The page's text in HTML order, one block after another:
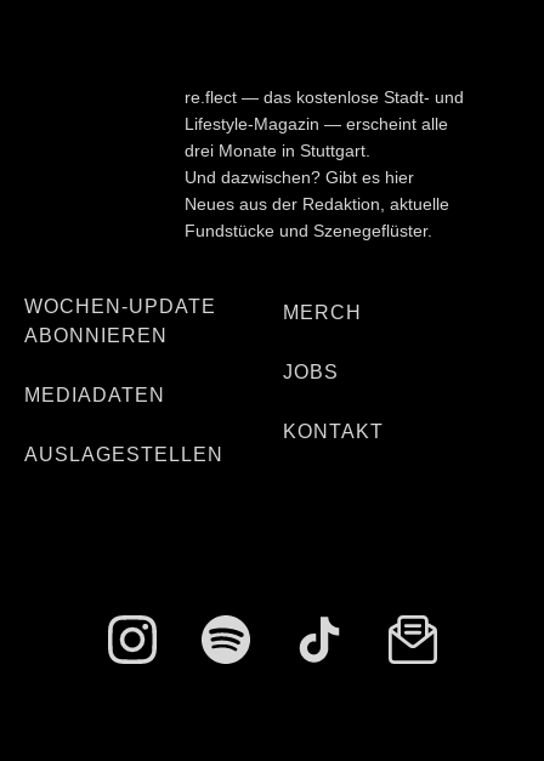
re.flect — das kostenlose Stadt- und
Lifestyle-Magazin — erscheint alle
drei Monate in Stuttgart.
Und dazwischen? Gibt es hier
Neues aus der Redaktion, aktuelle
Fundstücke und Szenegeflüster.
WOCHEN-UPDATE
ABONNIEREN
MEDIADATEN
AUSLAGESTELLEN
MERCH
JOBS
KONTAKT